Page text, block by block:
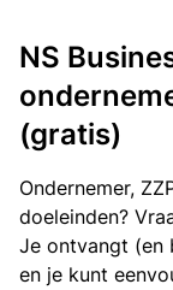
NS
(gratis)
Ondernemer,
doeleinden?
Je ontvangt (en
en je kunt